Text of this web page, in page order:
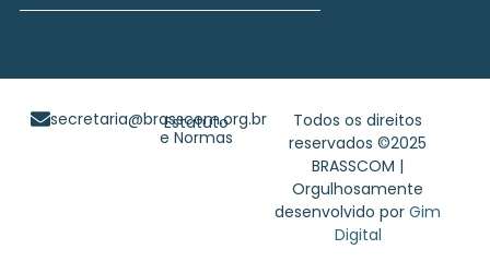
Todos os direitos
reservados ©2025
BRASSCOM |
Orgulhosamente
desenvolvido porGim
Digital
secretaria@brasscom.org.br
Estatuto
e Normas